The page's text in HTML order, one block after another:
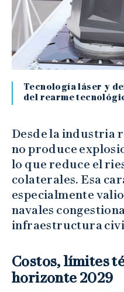
Tecnología láser y
del rearme
Desde la industria
no produce
lo que reduce el
colaterales. Esa
especialmente
navales
infraestructura
Costos, límites
horizonte 2029